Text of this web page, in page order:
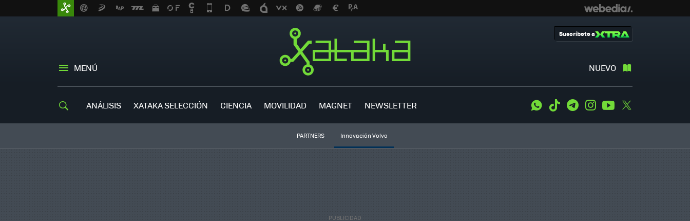
MENÚ NUEVO
Suscríbete a
ANÁLISIS XATAKA SELECCIÓN CIENCIA MOVILIDAD MAGNET NEWSLETTER WhatsApp
Tiktok TelegramInstagramYoutube
PARTNERS Innovación Volvo